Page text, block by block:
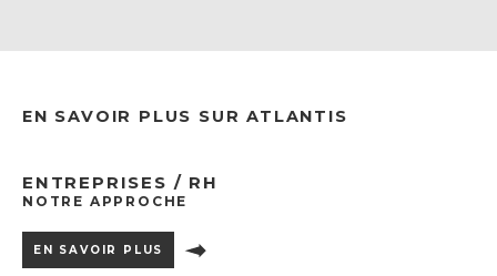
EN SAVOIR PLUS SUR ATLANTIS
ENTREPRISES / RH
NOTRE APPROCHE
EN SAVOIR PLUS